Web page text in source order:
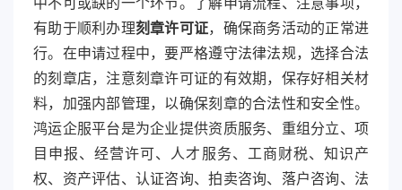
有助于顺利办理刻章许可证，确保商务活动的正常进
行。在申请过程中，要严格遵守法律法规，选择合法
的刻章店，注意刻章许可证的有效期，保存好相关材
料，加强内部管理，以确保刻章的合法性和安全性。
鸿运企服平台是为企业提供资质服务、重组分立、项
目申报、经营许可、人才服务、工商财税、知识产
权、资产评估、认证咨询、拍卖咨询、落户咨询、法